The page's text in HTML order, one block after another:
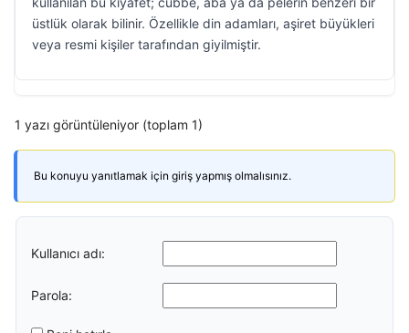
üstlük olarak bilinir. Özellikle din adamları, aşiret büyükleri
veya resmi kişiler tarafından giyilmiştir.
1 yazı görüntüleniyor (toplam 1)
Bu konuyu yanıtlamak için giriş yapmış olmalısınız.
Kullanıcı adı:
Parola: